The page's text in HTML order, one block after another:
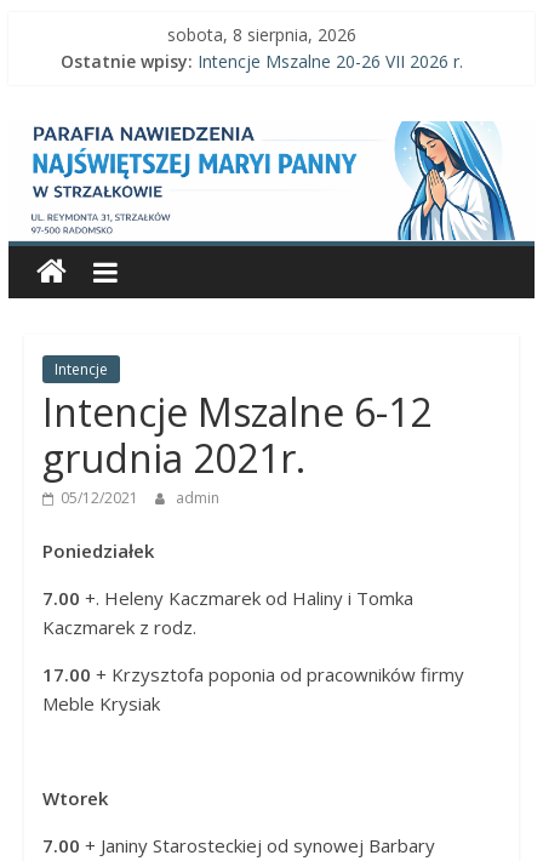
sobota, 8 sierpnia, 2026
Ostatnie wpisy: Intencje Mszalne 20-26 VII 2026 r.
Intencje Mszalne 27 VII-2 VIII 2026 r.
Ogłoszenia parafialne 26 VII 2026 r.
Parafia
Nawiedzenia
Najświętszej
Panny
Nawiedzenia
Najświętszej
Panny
Strzałkowie
Intencje
Intencje Mszalne 6-12
grudnia 2021r.
05/12/2021 admin
Poniedziałek
7.00 +. Heleny Kaczmarek od Haliny i Tomka
Kaczmarek z rodz.
17.00 + Krzysztofa poponia od pracowników firmy
Meble Krysiak
Wtorek
7.00 + Janiny Starosteckiej od synowej Barbary